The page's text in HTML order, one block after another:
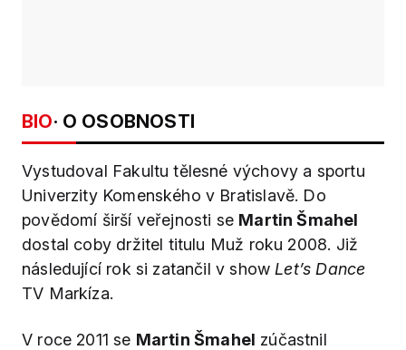
BIO· O OSOBNOSTI
Vystudoval Fakultu tělesné výchovy a sportu
Univerzity Komenského v Bratislavě. Do
povědomí širší veřejnosti se Martin Šmahel
dostal coby držitel titulu Muž roku 2008. Již
následující rok si zatančil v show Let’s Dance
TV Markíza.
V roce 2011 se Martin Šmahel zúčastnil